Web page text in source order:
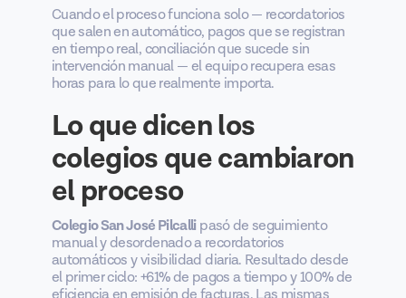
Cuando el proceso funciona solo — recordatorios
que salen en automático, pagos que se registran
en tiempo real, conciliación que sucede sin
intervención manual — el equipo recupera esas
horas para lo que realmente importa.
Lo que dicen los
colegios que cambiaron
el proceso
Colegio San José Pilcallipasó de seguimiento
manual y desordenado a recordatorios
automáticos y visibilidad diaria. Resultado desde
el primer ciclo: +61% de pagos a tiempo y 100% de